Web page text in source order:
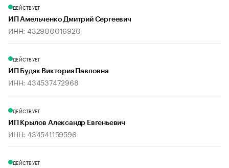
ДЕЙСТВУЕТ
ИП Амельченко Дмитрий Сергеевич
ИНН: 432900016920
ДЕЙСТВУЕТ
ИП Будяк Виктория Павловна
ИНН: 434537472968
ДЕЙСТВУЕТ
ИП Крылов Александр Евгеньевич
ИНН: 434541159596
ДЕЙСТВУЕТ